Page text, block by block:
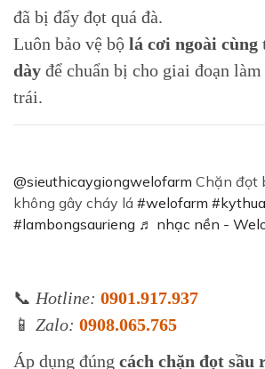
đã bị đẩy đọt quá đà.
Luôn bảo vệ bộ lá cơi ngoài
dày để chuẩn bị cho giai đoạn
trái.
@sieuthicaygiongwelofarm Chặn đọt
không gây cháy lá #welofarm
#lambongsaurieng ♬ nhạc nền -
📞 Hotline: 0901.917.937
📱 Zalo: 0908.065.765
Áp dụng đúng cách chặn đọt sầu